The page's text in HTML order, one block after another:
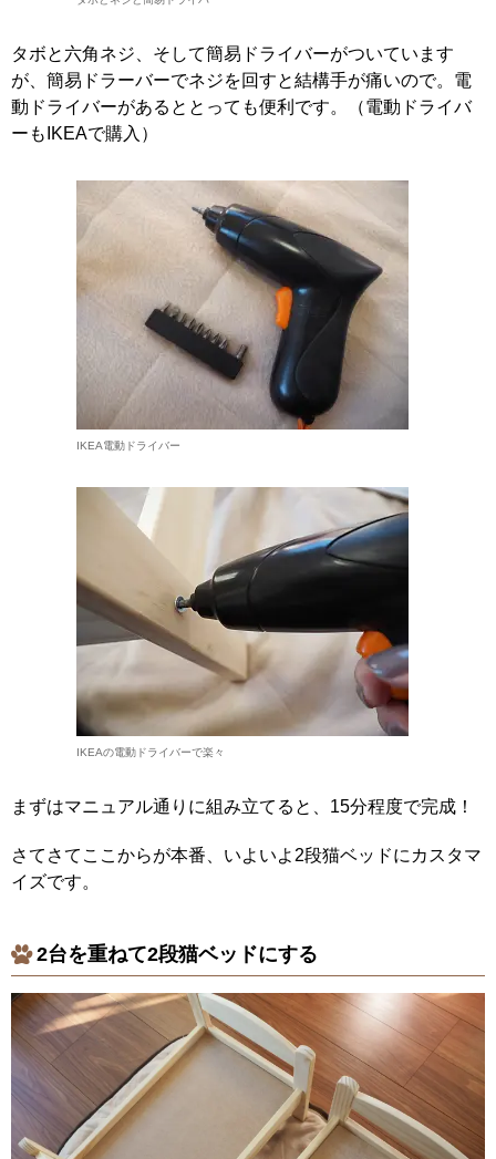
タボと六角ネジ、そして簡易ドライバーがついています
が、簡易ドラーバーでネジを回すと結構手が痛いので。電
動ドライバーがあるととっても便利です。（電動ドライバ
ーもIKEAで購入）
IKEA電動ドライバー
IKEAの電動ドライバーで楽々
まずはマニュアル通りに組み立てると、15分程度で完成！
さてさてここからが本番、いよいよ2段猫ベッドにカスタマ
イズです。
2台を重ねて2段猫ベッドにする